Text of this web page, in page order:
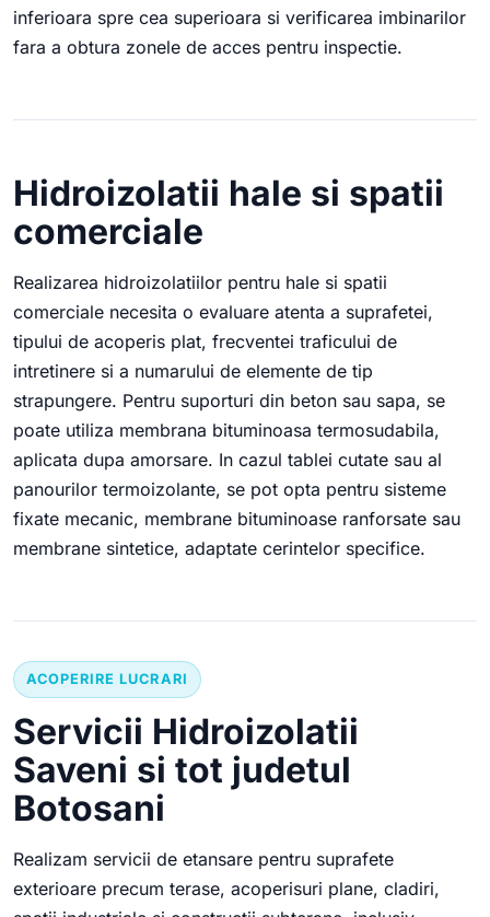
inferioara spre cea superioara si verificarea imbinarilor
fara a obtura zonele de acces pentru inspectie.
Hidroizolatii hale si spatii
comerciale
Realizarea hidroizolatiilor pentru hale si spatii
comerciale necesita o evaluare atenta a suprafetei,
tipului de acoperis plat, frecventei traficului de
intretinere si a numarului de elemente de tip
strapungere. Pentru suporturi din beton sau sapa, se
poate utiliza membrana bituminoasa termosudabila,
aplicata dupa amorsare. In cazul tablei cutate sau al
panourilor termoizolante, se pot opta pentru sisteme
fixate mecanic, membrane bituminoase ranforsate sau
membrane sintetice, adaptate cerintelor specifice.
ACOPERIRE LUCRARI
Servicii Hidroizolatii
Saveni si tot judetul
Botosani
Realizam servicii de etansare pentru suprafete
exterioare precum terase, acoperisuri plane, cladiri,